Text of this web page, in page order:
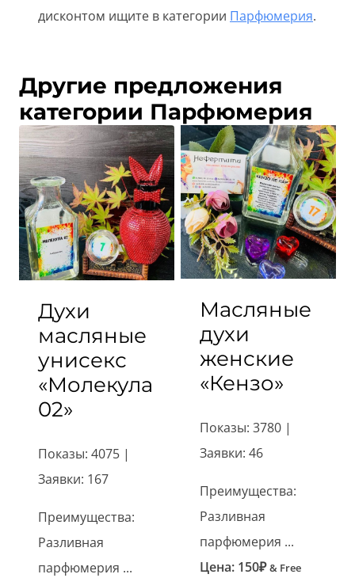
дисконтом ищите в категории Парфюмерия.
Другие предложения
категории Парфюмерия
Духи
масляные
унисекс
«Молекула
02»
Показы: 4075 |
Заявки: 167
Преимущества:
Разливная
парфюмерия ...
Масляные
духи
женские
«Кензо»
Показы: 3780 |
Заявки: 46
Преимущества:
Разливная
парфюмерия ...
Цена: 150₽ & Free